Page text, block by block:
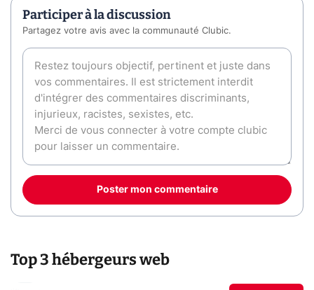
Participer à la discussion
Partagez votre avis avec la communauté Clubic.
Poster mon commentaire
Top 3 hébergeurs web